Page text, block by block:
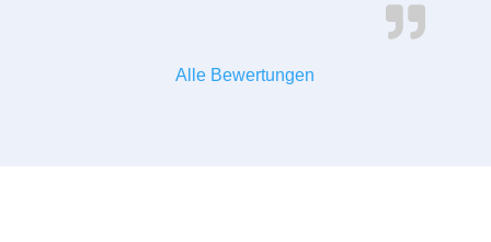
Alle Bewertungen